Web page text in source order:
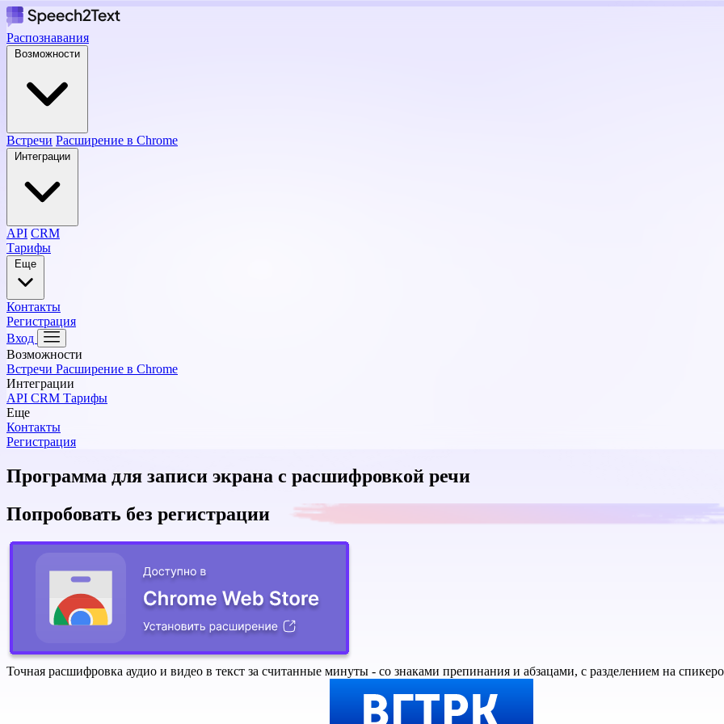
Распознавания
Возможности
Встречи Расширение в Chrome
Интеграции
API CRM
Тарифы
Еще
Контакты
Регистрация
Вход
Возможности
Встречи Расширение в Chrome
Интеграции
API CRM Тарифы
Еще
Контакты
Регистрация
Программа для записи экрана с расшифровкой речи
Попробовать без регистрации
Точная расшифровка аудио и видео в текст за считанные минуты - со знаками препинания и абзацами, с разделением на